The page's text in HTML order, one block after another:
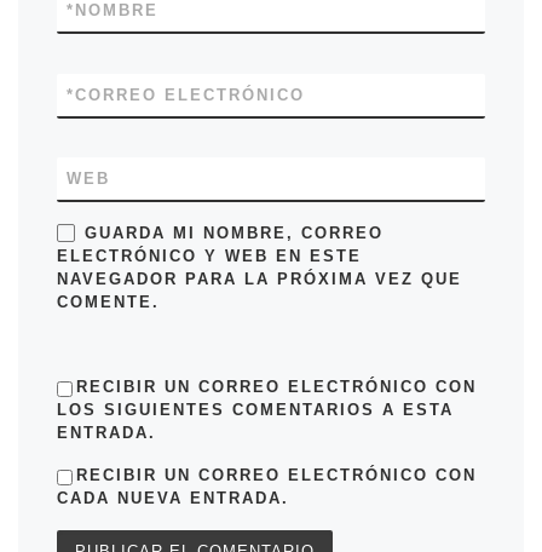
NOMBRE
*
CORREO ELECTRÓNICO
*
WEB
GUARDA MI NOMBRE, CORREO
ELECTRÓNICO Y WEB EN ESTE
NAVEGADOR PARA LA PRÓXIMA VEZ QUE
COMENTE.
RECIBIR UN CORREO ELECTRÓNICO CON
LOS SIGUIENTES COMENTARIOS A ESTA
ENTRADA.
RECIBIR UN CORREO ELECTRÓNICO CON
CADA NUEVA ENTRADA.